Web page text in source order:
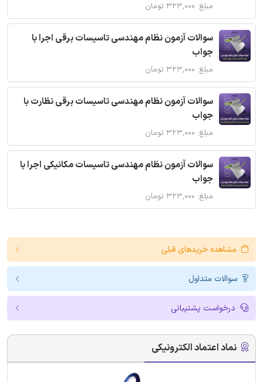
مبلغ: ۳۲۳,۰۰۰ تومان
سوالات آزمون نظام مهندسی تاسیسات برقی اجرا با
جواب
مبلغ: ۳۲۳,۰۰۰ تومان
سوالات آزمون نظام مهندسی تاسیسات برقی نظارت با
جواب
مبلغ: ۳۲۳,۰۰۰ تومان
سوالات آزمون نظام مهندسی تاسیسات مکانیکی اجرا با
جواب
مبلغ: ۳۲۳,۰۰۰ تومان
مشاهده خریدهای قبلی
سوالات متداول
درخواست پشتیبانی
نماد اعتماد الکترونیکی